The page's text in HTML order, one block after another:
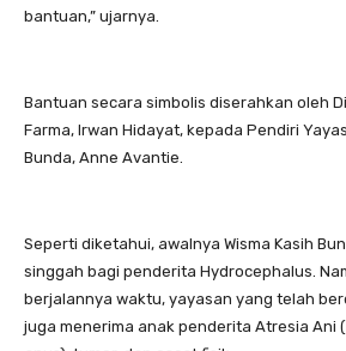
bantuan,” ujarnya.
Bantuan secara simbolis diserahkan oleh
Farma, Irwan Hidayat, kepada Pendiri
Bunda, Anne Avantie.
Seperti diketahui, awalnya Wisma Kasih
singgah bagi penderita Hydrocephalus.
berjalannya waktu, yayasan yang telah
juga menerima anak penderita Atresia Ani